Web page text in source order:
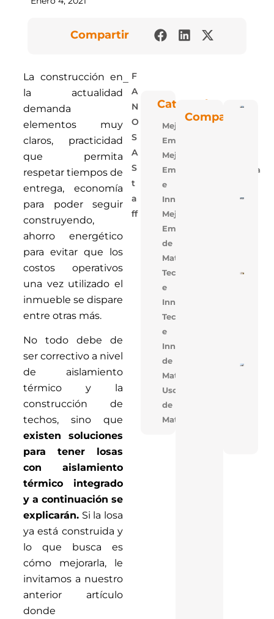
Compartir
La construcción en
la actualidad
demanda
elementos muy
claros, practicidad
que permita
respetar tiempos de
entrega, economía
para poder seguir
construyendo,
ahorro energético
para evitar que los
costos operativos
una vez utilizado el
inmueble se dispare
entre otras más.
No todo debe de
ser correctivo a nivel
de aislamiento
térmico y la
construcción de
techos, sino que
existen soluciones
para tener losas
con aislamiento
térmico integrado
y a continuación se
explicarán.Si la losa
ya está construida y
lo que busca es
cómo mejorarla, le
invitamos a nuestro
anterior artículo
donde
F
A
N
O
S
A
S
T
A
Ff
Categorías
Mejora
Empresarial
Mejora
Empresarial,Tecnologia
e
Innovacion
Mejora
Empresarial,Uso
de
Materiales
Tecnología
e
Innovación
Tecnologia
e
Innovacion,Uso
de
Materiales
Uso
de
Materiales
Compartir
De